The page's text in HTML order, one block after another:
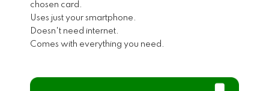
chosen card.
Uses just your smartphone.
Doesn't need internet.
Comes with everything you need.